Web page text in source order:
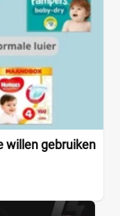
willen gebruiken